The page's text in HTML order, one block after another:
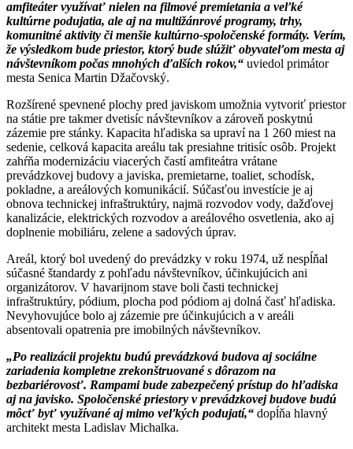
amfiteáter využívať nielen na filmové premietania a veľké
kultúrne podujatia, ale aj na multižánrové programy, trhy,
komunitné aktivity či menšie kultúrno-spoločenské formáty. Verím,
že výsledkom bude priestor, ktorý bude slúžiť obyvateľom mesta aj
návštevníkom počas mnohých ďalších rokov,“ uviedol primátor
mesta Senica Martin Džačovský.
Rozšírené spevnené plochy pred javiskom umožnia vytvoriť priestor
na státie pre takmer dvetisíc návštevníkov a zároveň poskytnú
zázemie pre stánky. Kapacita hľadiska sa upraví na 1 260 miest na
sedenie, celková kapacita areálu tak presiahne tritisíc osôb. Projekt
zahŕňa modernizáciu viacerých častí amfiteátra vrátane
prevádzkovej budovy a javiska, premietarne, toaliet, schodísk,
pokladne, a areálových komunikácií. Súčasťou investície je aj
obnova technickej infraštruktúry, najmä rozvodov vody, dažďovej
kanalizácie, elektrických rozvodov a areálového osvetlenia, ako aj
doplnenie mobiliáru, zelene a sadových úprav.
Areál, ktorý bol uvedený do prevádzky v roku 1974, už nespĺňal
súčasné štandardy z pohľadu návštevníkov, účinkujúcich ani
organizátorov. V havarijnom stave boli časti technickej
infraštruktúry, pódium, plocha pod pódiom aj dolná časť hľadiska.
Nevyhovujúce bolo aj zázemie pre účinkujúcich a v areáli
absentovali opatrenia pre imobilných návštevníkov.
„Po realizácii projektu budú prevádzková budova aj sociálne
zariadenia kompletne zrekonštruované s dôrazom na
bezbariérovosť. Rampami bude zabezpečený prístup do hľadiska
aj na javisko. Spoločenské priestory v prevádzkovej budove budú
môcť byť využívané aj mimo veľkých podujatí,“ dopĺňa hlavný
architekt mesta Ladislav Michalka.